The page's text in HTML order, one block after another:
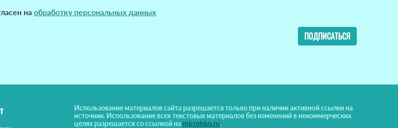
на обработку персональных данных
ПОДПИСАТЬСЯ
Использование материалов сайта разрешается только при наличии активной ссылки на
источник. Использование всех текстовых материалов без изменений в некоммерческих
целях разрешается со ссылкой на microbius.ru.